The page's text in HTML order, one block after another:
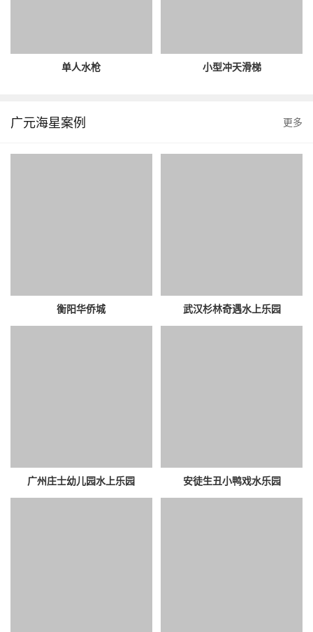
单人水枪 小型冲天滑梯
广元海星案例 更多
衡阳华侨城 武汉杉林奇遇水上乐园
广州庄士幼儿园水上乐园 安徒生丑小鸭戏水乐园